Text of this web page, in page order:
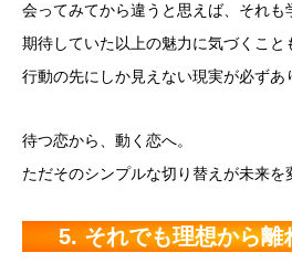
会ってみてから違うと思えば、それも
期待していた以上の魅力に気づくこと
行動の先にしか見えない現実が必ずあ
待つ恋から、動く恋へ。
ただそのシンプルな切り替えが未来を
5. それでも理想から離